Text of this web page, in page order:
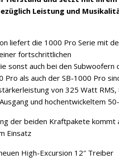
Leistung und
liefert die 1000 Pro Serie mit
fortschrittlichen
sonst auch bei den Subwoofern
als auch der SB-1000 Pro
von 325 Watt
und hochentwickeltem
der beiden Kraftpakete kommt
Einsatz
High-Excursion 12″ Treiber